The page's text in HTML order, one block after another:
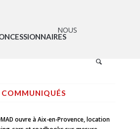
COMMUNIQUÉS
ouvre à Aix-en-Provence, location